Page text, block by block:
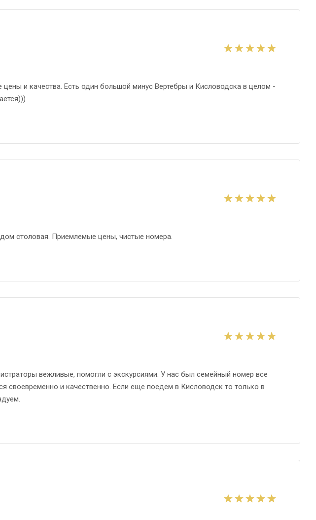
цены и качества. Есть один большой минус Вертебры и Кисловодска в целом -
столовая. Приемлемые цены, чистые номера.
вежливые, помогли с экскурсиями. У нас был семейный номер все
своевременно и качественно. Если еще поедем в Кисловодск то только в